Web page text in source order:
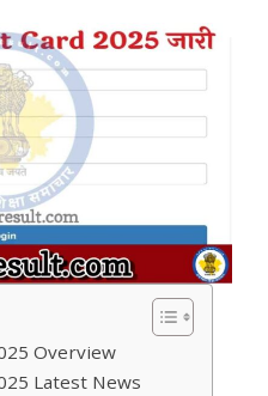
Overview
Latest News